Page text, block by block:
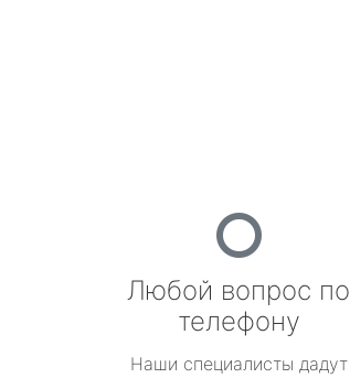
Любой вопрос по
телефону
Наши специалисты дадут